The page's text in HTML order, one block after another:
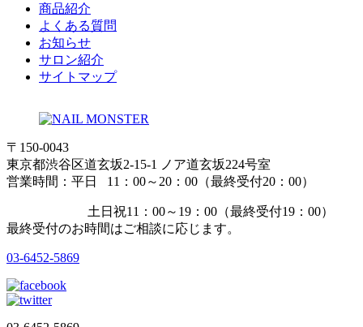
商品紹介
よくある質問
お知らせ
サロン紹介
サイトマップ
〒150-0043
東京都渋谷区道玄坂2-15-1 ノア道玄坂224号室
営業時間：平日 11：00～20：00（最終受付20：00）
土日祝11：00～19：00（最終受付19：00）
最終受付のお時間はご相談に応じます。
03-6452-5869